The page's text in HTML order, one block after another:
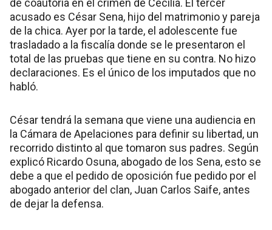
de coautoría en el crimen de Cecilia. El tercer
acusado es César Sena, hijo del matrimonio y pareja
de la chica. Ayer por la tarde, el adolescente fue
trasladado a la fiscalía donde se le presentaron el
total de las pruebas que tiene en su contra. No hizo
declaraciones. Es el único de los imputados que no
habló.
César tendrá la semana que viene una audiencia en
la Cámara de Apelaciones para definir su libertad, un
recorrido distinto al que tomaron sus padres. Según
explicó Ricardo Osuna, abogado de los Sena, esto se
debe a que el pedido de oposición fue pedido por el
abogado anterior del clan, Juan Carlos Saife, antes
de dejar la defensa.